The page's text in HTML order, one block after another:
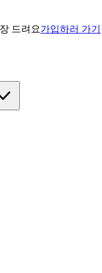
드려요가입하러 가기